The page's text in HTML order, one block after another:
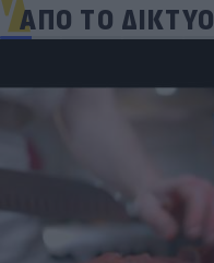
ΑΠΟ ΤΟ ΔΙΚΤΥΟ